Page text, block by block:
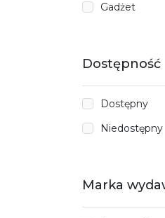
Gadżet
Dostępność
Dostępny
Niedostępny
Marka